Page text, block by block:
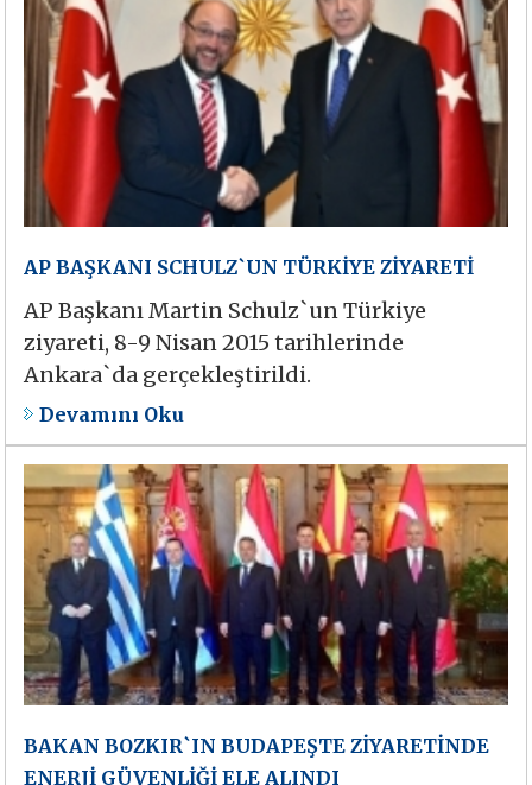
AP BAŞKANI SCHULZ`UN TÜRKİYE ZİYARETİ
AP Başkanı Martin Schulz`un Türkiye
ziyareti, 8-9 Nisan 2015 tarihlerinde
Ankara`da gerçekleştirildi.
Devamını Oku
BAKAN BOZKIR`IN BUDAPEŞTE ZİYARETİNDE
ENERJİ GÜVENLİĞİ ELE ALINDI